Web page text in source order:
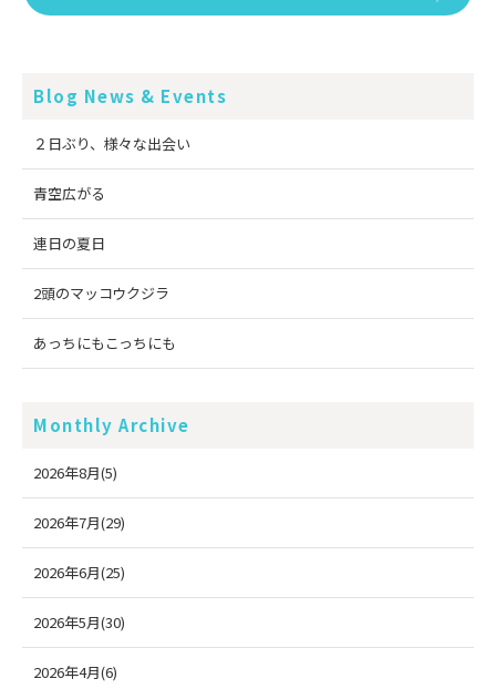
Blog News & Events
２日ぶり、様々な出会い
青空広がる
連日の夏日
2頭のマッコウクジラ
あっちにもこっちにも
Monthly Archive
2026年8月(5)
2026年7月(29)
2026年6月(25)
2026年5月(30)
2026年4月(6)